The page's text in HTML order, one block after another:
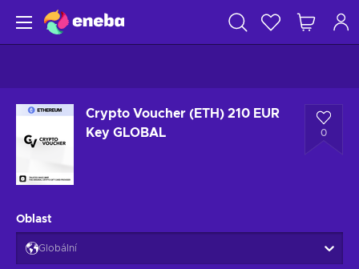
Crypto Voucher (ETH) 210 EUR
Key GLOBAL
0
Oblast
Globální